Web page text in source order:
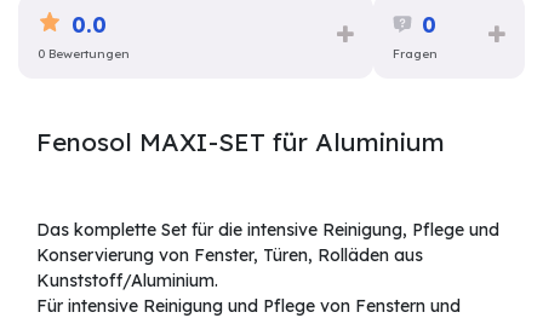
0.0
0 Bewertungen
0
Fragen
Fenosol MAXI-SET für Aluminium
Das komplette Set für die intensive Reinigung, Pflege und
Konservierung von Fenster, Türen, Rolläden aus
Kunststoff/Aluminium.
Für intensive Reinigung und Pflege von Fenstern und